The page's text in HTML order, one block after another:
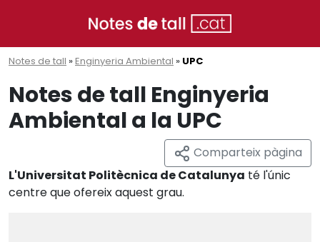
Notes de tall »Enginyeria Ambiental » UPC
Notes de tall Enginyeria
Ambiental a la UPC
Comparteix pàgina
L'Universitat Politècnica de Catalunya té l'únic
centre que ofereix aquest grau.